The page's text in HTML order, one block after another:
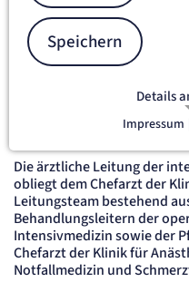
In den beiden
Intensivstation – Stationen
Düren werden
schwersten Erkrankungen
behandelt. Dabei wird die
durch Fachärztinnen/
Intensivmedizin
Die ärztliche Leitung der
obliegt dem Chefarzt der
Leitungsteam bestehend
Behandlungsleitern der
Intensivmedizin sowie der
Chefarzt der Klinik für
Notfallmedizin und
Speichern
Details
NOTWENDIGE COOKIES
Notwendige
grundlegende
die einwandfreie
erforderlich.
etracker Sitzungs-
Impressum